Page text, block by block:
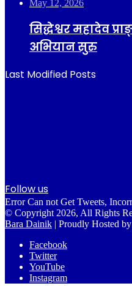
May 12, 2026
सिद्धेश्वर महादेव
अभियान सुरु
Last Modified Posts
Follow us
Error Can not Get Tweets,
© Copyright 2026, All Rights
Bara Dainik | Proudly Hosted by
Facebook
Twitter
YouTube
Instagram